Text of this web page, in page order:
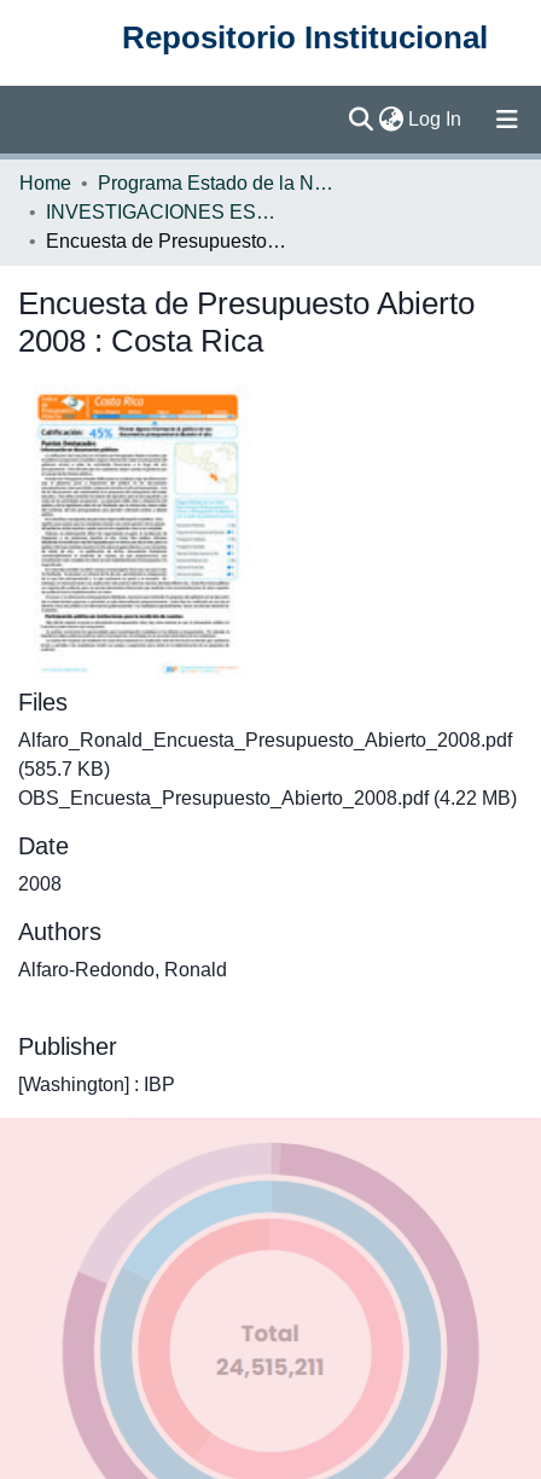
Repositorio Institucional
Log In (current)
Communities & Collections
Home
Programa Estado de la Nación (PEN)
INVESTIGACIONES ESPECIALES
Encuesta de Presupuesto Abierto 2008 : Costa Rica
Encuesta de Presupuesto Abierto
2008 : Costa Rica
Files
Alfaro_Ronald_Encuesta_Presupuesto_Abierto_2008.pdf
(585.7 KB)
OBS_Encuesta_Presupuesto_Abierto_2008.pdf(4.22 MB)
Date
2008
Authors
Alfaro-Redondo, Ronald
Publisher
[Washington] : IBP